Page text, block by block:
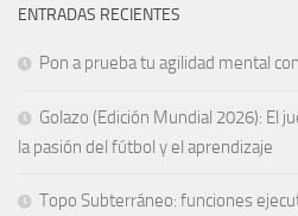
ENTRADAS RECIENTES
Pon a prueba tu agilidad mental
Golazo (Edición Mundial 2026): El
la pasión del fútbol y el aprendizaje
Topo Subterráneo: funciones